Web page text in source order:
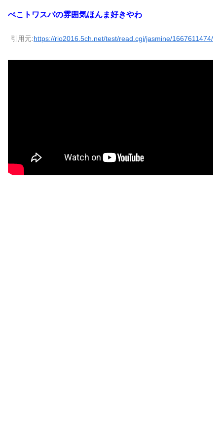
ぺこトワスバの雰囲気ほんま好きやわ
引用元:https://rio2016.5ch.net/test/read.cgi/jasmine/1667611474/